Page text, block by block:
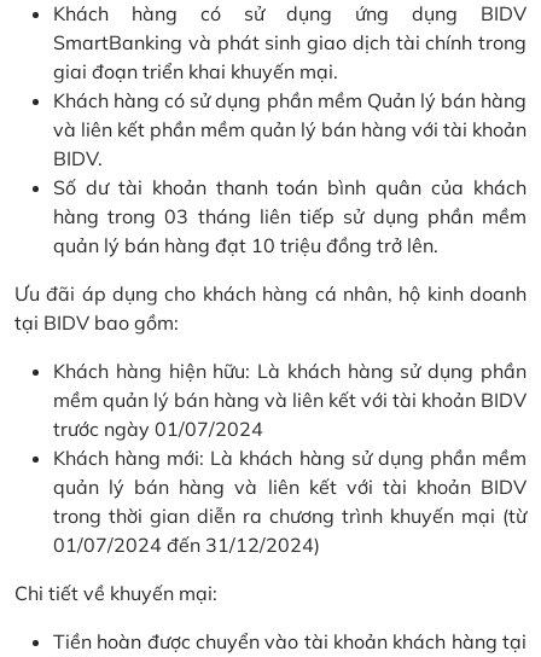
Khách hàng có sử dụng ứng dụng BIDV
SmartBanking và phát sinh giao dịch tài chính trong
giai đoạn triển khai khuyến mại.
Khách hàng có sử dụng phần mềm Quản lý bán hàng
và liên kết phần mềm quản lý bán hàng với tài khoản
BIDV.
Số dư tài khoản thanh toán bình quân của khách
hàng trong 03 tháng liên tiếp sử dụng phần mềm
quản lý bán hàng đạt 10 triệu đồng trở lên.
Ưu đãi áp dụng cho khách hàng cá nhân, hộ kinh doanh
tại BIDV bao gồm:
Khách hàng hiện hữu: Là khách hàng sử dụng phần
mềm quản lý bán hàng và liên kết với tài khoản BIDV
trước ngày 01/07/2024
Khách hàng mới: Là khách hàng sử dụng phần mềm
quản lý bán hàng và liên kết với tài khoản BIDV
trong thời gian diễn ra chương trình khuyến mại (từ
01/07/2024 đến 31/12/2024)
Chi tiết về khuyến mại:
Tiền hoàn được chuyển vào tài khoản khách hàng tại